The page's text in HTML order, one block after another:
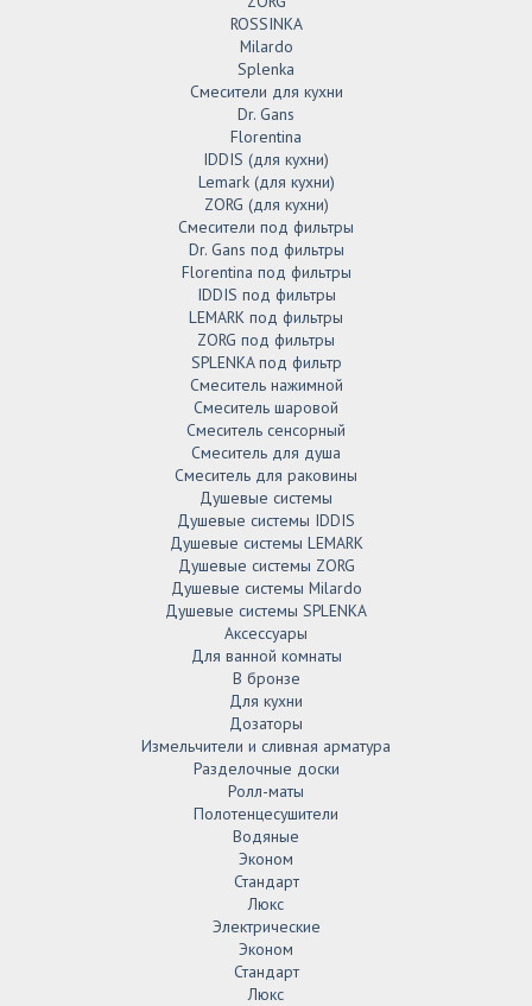
ROSSINKA
Milardo
Splenka
Смесители для кухни
Dr. Gans
Florentina
IDDIS (для кухни)
Lemark (для кухни)
ZORG (для кухни)
Смесители под фильтры
Dr. Gans под фильтры
Florentina под фильтры
IDDIS под фильтры
LEMARK под фильтры
ZORG под фильтры
SPLENKA под фильтр
Смеситель нажимной
Смеситель шаровой
Смеситель сенсорный
Смеситель для душа
Смеситель для раковины
Душевые системы
Душевые системы IDDIS
Душевые системы LEMARK
Душевые системы ZORG
Душевые системы Milardo
Душевые системы SPLENKA
Аксессуары
Для ванной комнаты
В бронзе
Для кухни
Дозаторы
Измельчители и сливная арматура
Разделочные доски
Ролл-маты
Полотенцесушители
Водяные
Эконом
Стандарт
Люкс
Электрические
Эконом
Стандарт
Люкс